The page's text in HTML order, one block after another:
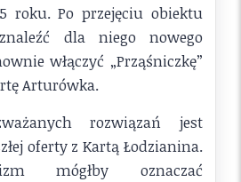
roku. Po przejęciu obiektu
dla niego nowego
włączyć „Prząśniczkę”
Arturówka.
rozwiązań jest
oferty z Kartą Łodzianina.
mógłby oznaczać